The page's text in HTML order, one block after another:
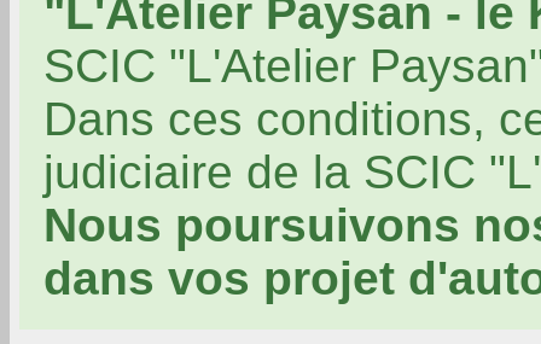
"L'Atelier Paysan - le
SCIC "L'Atelier
Dans ces conditions,
judiciaire de la SCIC
Nous poursuivons
dans vos projet